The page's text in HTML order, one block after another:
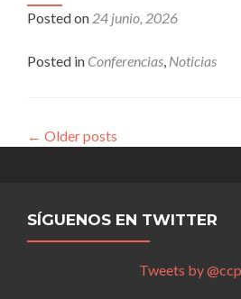
Posted on 24 junio, 2026
Posted in Conferencias, Noticias
← Older posts
SÍGUENOS EN TWITTER
Tweets by